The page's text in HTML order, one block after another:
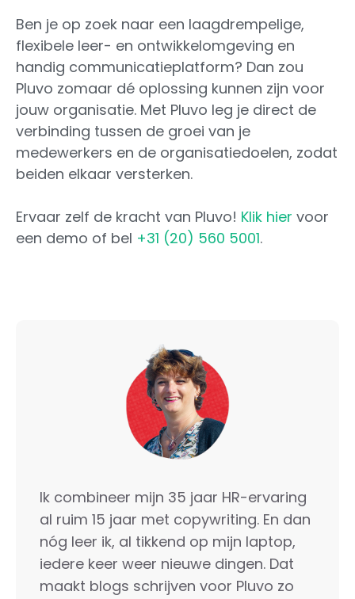
Ben je op zoek naar een laagdrempelige,
flexibele leer- en ontwikkelomgeving en
handig communicatieplatform? Dan zou
Pluvo zomaar dé oplossing kunnen zijn voor
jouw organisatie. Met Pluvo leg je direct de
verbinding tussen de groei van je
medewerkers en de organisatiedoelen, zodat
beiden elkaar versterken.
Ervaar zelf de kracht van Pluvo! Klik hier voor
een demo of bel +31 (20) 560 5001.
Ik combineer mijn 35 jaar HR-ervaring
al ruim 15 jaar met copywriting. En dan
nóg leer ik, al tikkend op mijn laptop,
iedere keer weer nieuwe dingen. Dat
maakt blogs schrijven voor Pluvo zo